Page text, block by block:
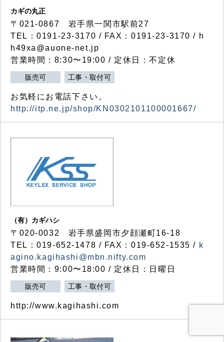
カギの丸正
〒021-0867 岩手県一関市駅前27
TEL：0191-23-3170 / FAX：0191-23-3170 / h
h49xa@auone-net.jp
営業時間：8:30〜19:00 / 定休日：不定休
販売可 工事・取付可
お気軽にお電話下さい。
http://itp.ne.jp/shop/KN0302101100001667/
（有）カギハシ
〒020-0032 岩手県盛岡市夕顔瀬町16-18
TEL：019-652-1478 / FAX：019-652-1535 / k
agino.kagihashi@mbn.nifty.com
営業時間：9:00〜18:00 / 定休日：日曜日
販売可 工事・取付可
http://www.kagihashi.com